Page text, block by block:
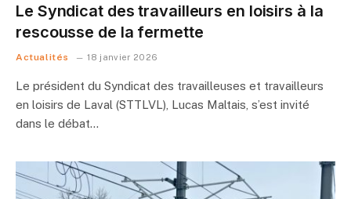
Le Syndicat des travailleurs en loisirs à la
rescousse de la fermette
Actualités 18 janvier 2026
Le président du Syndicat des travailleuses et travailleurs
en loisirs de Laval (STTLVL), Lucas Maltais, s’est invité
dans le débat…